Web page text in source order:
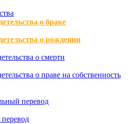
о браке
о рождении
о смерти
о праве на собственность
перевод